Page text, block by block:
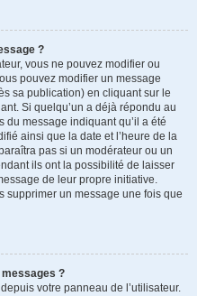
?
vous ne pouvez modifier ou
pouvez modifier un message
sa publication) en cliquant sur le
Si quelqu’un a déjà répondu au
du message indiquant qu’il a été
ainsi que la date et l’heure de la
pas si un modérateur ou un
ils ont la possibilité de laisser
de leur propre initiative.
supprimer un message une fois que
?
votre panneau de l’utilisateur.